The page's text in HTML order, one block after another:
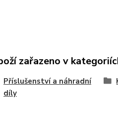
zařazeno v
Příslušenství a náhradní
díly